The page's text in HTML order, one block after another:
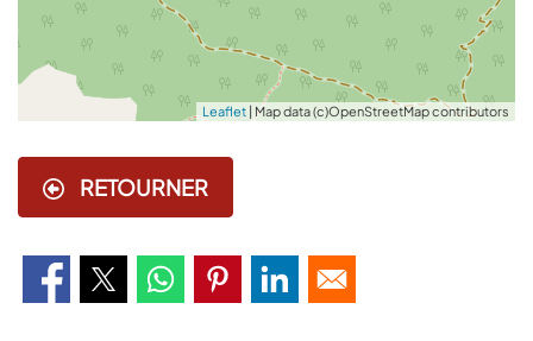
Leaflet | Map data (c)OpenStreetMap contributors
RETOURNER